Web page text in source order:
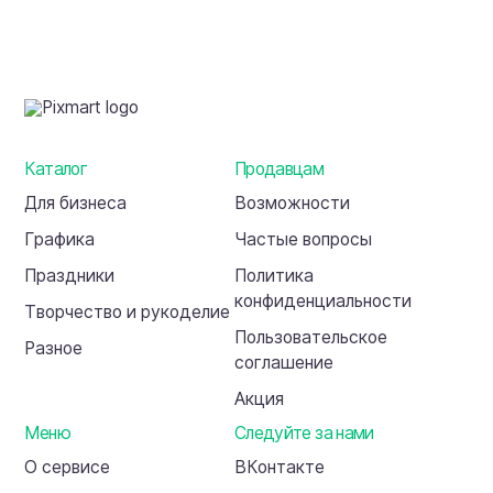
Каталог
Для бизнеса
Графика
Праздники
Творчество и рукоделие
Разное
Продавцам
Возможности
Частые вопросы
Политика
конфиденциальности
Пользовательское
соглашение
Акция
Меню
О сервисе
Следуйте за нами
ВКонтакте